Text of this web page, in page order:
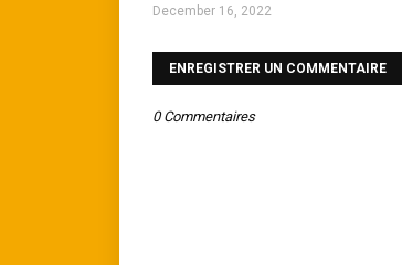
December 16, 2022
ENREGISTRER UN COMMENTAIRE
0 Commentaires